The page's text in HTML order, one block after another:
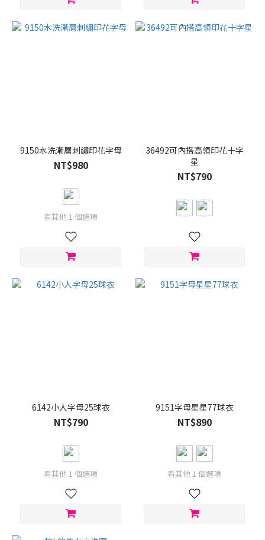
9150水洗漸層刺繡印花字母
NT$980
看其他 1 個選項
36492可內搭高領印花十字
星
NT$790
6142小人字母25球衣
NT$790
看其他 1 個選項
9151字母星星77球衣
NT$890
看其他 1 個選項